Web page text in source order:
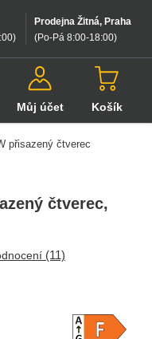
Prodejna Žitná, Praha
(Po-Pá 8:00-18:00)
)
Můj účet Košík
přisazený čtverec
čtverec,
(11)